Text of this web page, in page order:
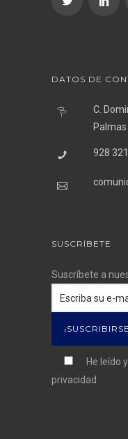
DATOS DE
C.
928
SUSCRÍBETE
Suscríbete a
He leído
privacidad